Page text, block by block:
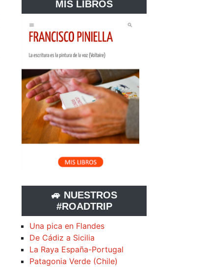
MIS LIBROS
🚙 NUESTROS
#ROADTRIP
Una pica en Flandes
De Cádiz a Sicilia
La Raya España-Portugal
Patagonia Verde (Chile)